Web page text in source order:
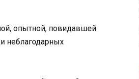
опытной, повидавшей
неблагодарных